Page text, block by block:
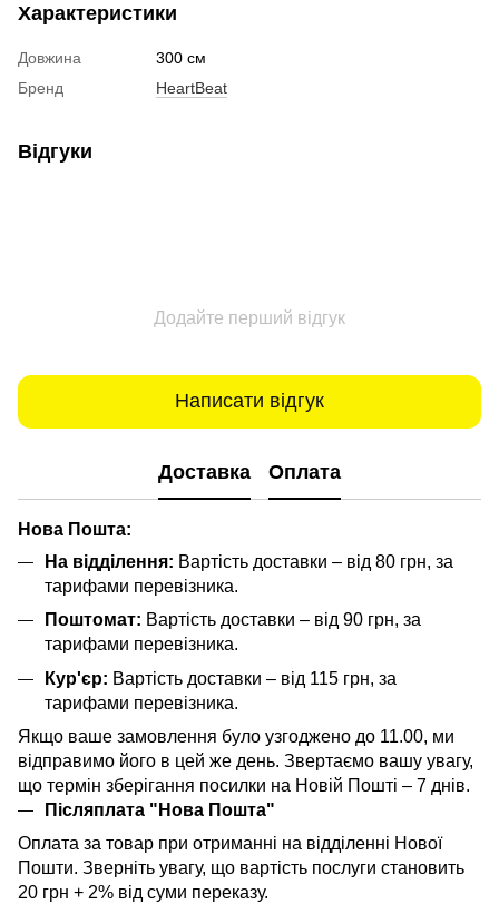
Характеристики
Довжина
300 см
Бренд
HeartBeat
Відгуки
Додайте перший відгук
Написати відгук
Доставка Оплата
Нова Пошта:
На відділення: Вартість доставки – від 80 грн, за
тарифами перевізника.
Поштомат: Вартість доставки – від 90 грн, за
тарифами перевізника.
Кур'єр: Вартість доставки – від 115 грн, за
тарифами перевізника.
Якщо ваше замовлення було узгоджено до 11.00, ми
відправимо його в цей же день. Звертаємо вашу увагу,
що термін зберігання посилки на Новій Пошті – 7 днів.
Післяплата "Нова Пошта"
Оплата за товар при отриманні на відділенні Нової
Пошти. Зверніть увагу, що вартість послуги становить
20 грн + 2% від суми переказу.